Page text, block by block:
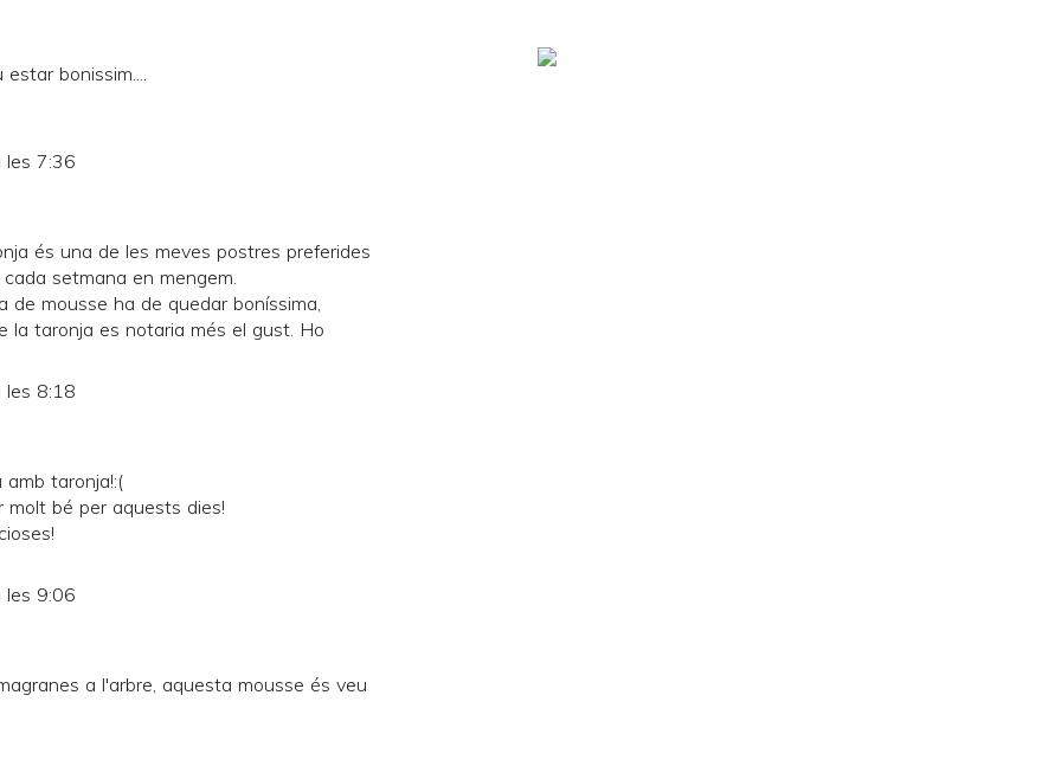
bonissim....
les 7:36
és una de les meves postres preferides
setmana en mengem.
de mousse ha de quedar boníssima,
la taronja es notaria més el gust. Ho
les 8:18
taronja!:(
molt bé per aquests dies!
les 9:06
a l'arbre, aquesta mousse és veu